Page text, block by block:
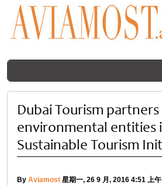
Dubai Tourism
environmental entities
Sustainable Tourism
By Aviamost 星期一, 26 9 月, 2016 4:51 上午